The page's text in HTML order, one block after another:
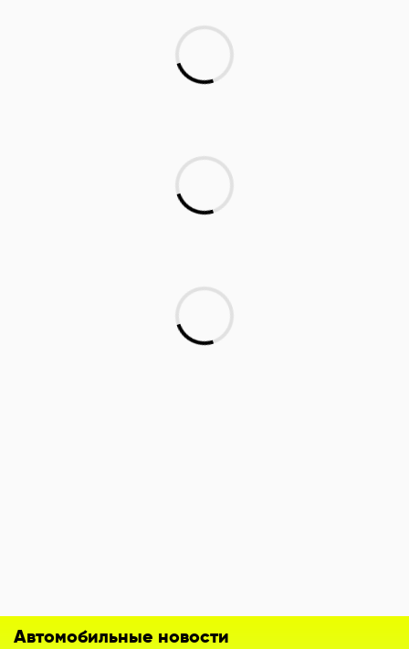
Автомобильные новости